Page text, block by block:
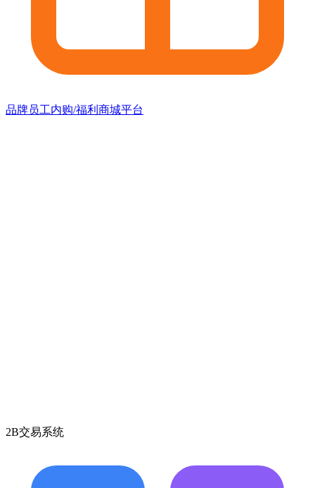
品牌员工内购/福利商城平台
2B交易系统